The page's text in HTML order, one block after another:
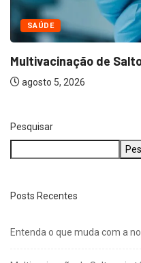
SAÚDE
Multivacinação de
agosto 5, 2026
Pesquisar
Posts Recentes
Entenda o que muda com a